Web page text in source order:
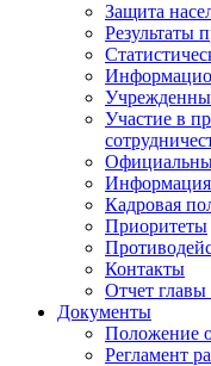
Защита
Результаты
Участие в
Информация
Кадровая
Приоритеты
Контакты
Отчет
Документы
Положение
Регламент